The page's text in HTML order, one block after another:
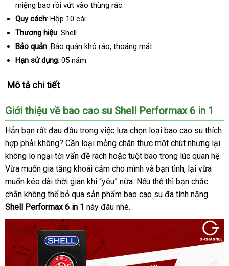
miệng bao rồi vứt vào thùng rác.
Quy cách: Hộp 10 cái
Thương hiệu: Shell
Bảo quản: Bảo quản khô ráo, thoáng mát
Hạn sử dụng: 05 năm.
Mô tả chi tiết
Giới thiệu về bao cao su Shell Performax 6 in 1
Hẳn bạn rất đau đầu trong việc lựa chọn loại bao cao su thích
hợp phải không? Cần loại mỏng chân thực một chút nhưng lại
không lo ngại tới vấn đề rách hoặc tuột bao trong lúc quan hệ.
Vừa muốn gia tăng khoái cảm cho mình và bạn tình, lại vừa
muốn kéo dài thời gian khi “yêu” nữa. Nếu thế thì bạn chắc
chắn không thể bỏ qua sản phẩm bao cao su đa tính năng
Shell Performax 6 in 1 này đâu nhé.